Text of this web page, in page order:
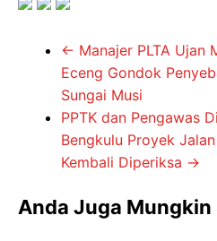
← Manajer PLTA Ujan
Eceng Gondok
Sungai Musi
PPTK dan Pengawas
Bengkulu Proyek
Kembali Diperiksa →
Anda Juga Mungkin